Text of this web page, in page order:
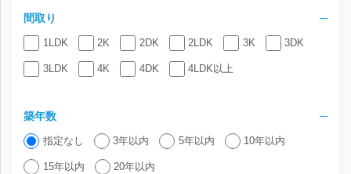
間取り
1LDK 2K 2DK 2LDK 3K 3DK
3LDK 4K 4DK 4LDK以上
築年数
指定なし 3年以内 5年以内 10年以内
15年以内 20年以内